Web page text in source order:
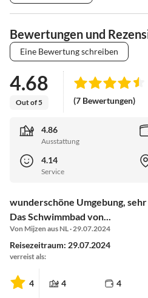
Bewertungen und
Eine Bewertung schreiben
4.68
Out of 5 (7 Bewertungen)
4.86
Ausstattung
4.14
Service
wunderschöne Umgebung,
Das Schwimmbad von...
Von Mijzen aus NL · 29.07.2024
Reisezeitraum: 29.07.2024
verreist als:
4 4 4